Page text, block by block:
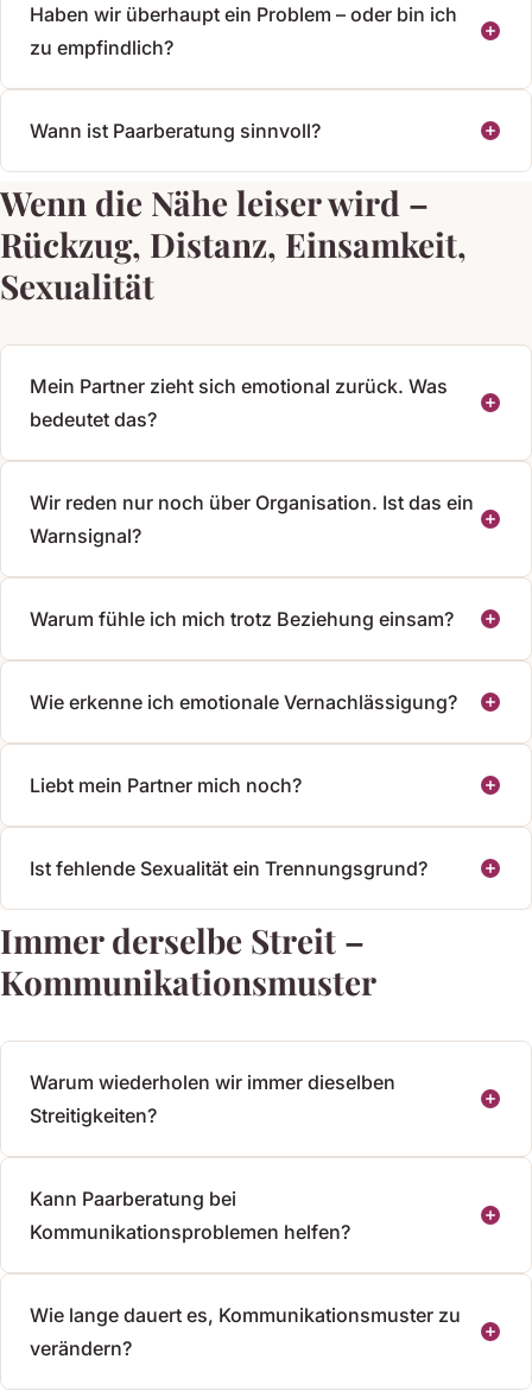
Haben wir überhaupt ein Problem – oder bin ich
zu empfindlich?
Wann ist Paarberatung sinnvoll?
Wenn die Nähe leiser wird –
Rückzug, Distanz, Einsamkeit,
Sexualität
Mein Partner zieht sich emotional zurück. Was
bedeutet das?
Wir reden nur noch über Organisation. Ist das ein
Warnsignal?
Warum fühle ich mich trotz Beziehung einsam?
Wie erkenne ich emotionale Vernachlässigung?
Liebt mein Partner mich noch?
Ist fehlende Sexualität ein Trennungsgrund?
Immer derselbe Streit –
Kommunikationsmuster
Warum wiederholen wir immer dieselben
Streitigkeiten?
Kann Paarberatung bei
Kommunikationsproblemen helfen?
Wie lange dauert es, Kommunikationsmuster zu
verändern?